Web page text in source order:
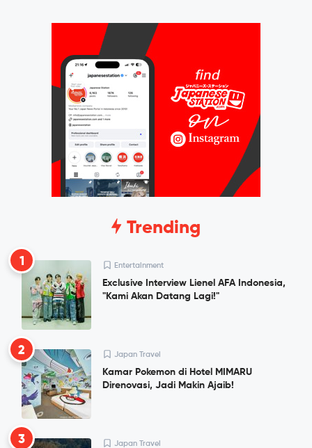
Trending
1 Entertainment
Exclusive Interview Lienel AFA Indonesia,
"Kami Akan Datang Lagi!"
2 Japan Travel
Kamar Pokemon di Hotel MIMARU
Direnovasi, Jadi Makin Ajaib!
3 Japan Travel